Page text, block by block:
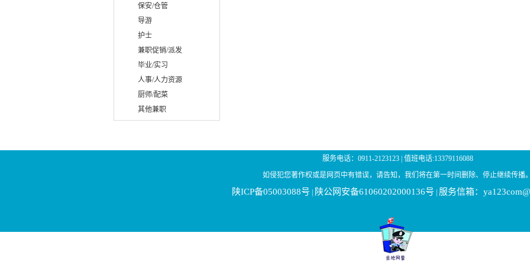
保安/仓管
导游
护士
兼职促销/派发
毕业/实习
人事/人力资源
厨师/配菜
其他兼职
服务电话：0911-2123123 | 值班电话:13379116088
如侵犯您著作权或是网页中有错误，请告知，我们将在第一时间删除、停止继续传播。
陕ICP备05003088号 陕公网安备61060202000136号 服务信箱：